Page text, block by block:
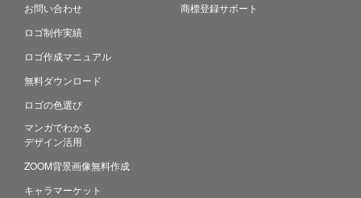
お問い合わせ
ロゴ制作実績
ロゴ作成マニュアル
無料ダウンロード
ロゴの色選び
マンガでわかる
デザイン活用
ZOOM背景画像無料作成
キャラマーケット
商標登録サポート